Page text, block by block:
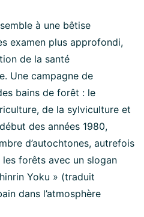
à une bêtise
examen plus approfondi,
de la santé
Une campagne de
bains de forêt : le
de la sylviculture et
des années 1980,
d’autochtones, autrefois
forêts avec un slogan
Yoku » (traduit
dans l’atmosphère